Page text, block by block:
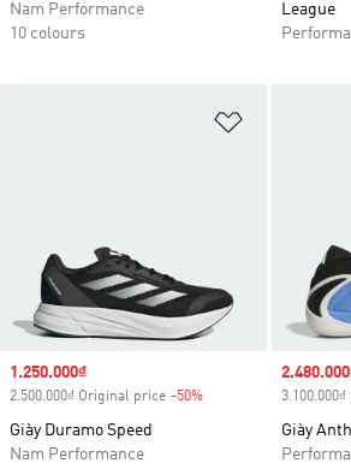
Nam Performance
10 colours
League
Sale price
1.250.000₫
2.500.000₫ Original price -50%
Giày Duramo Speed
Nam Performance
Sale
Giày